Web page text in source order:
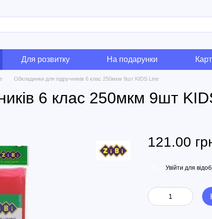
Для розвитку На подарунки
Обкладинки для підручників 6 клас 250мкм 9шт KIDS Line
6 клас 250мкм 9шт
121.00
Увійти для